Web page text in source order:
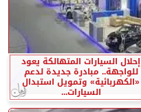
إحلال السيارات المتهالكة يعود
للواجهة.. مبادرة جديدة لدعم
«الكهربائية» وتمويل استبدال
السيارات...